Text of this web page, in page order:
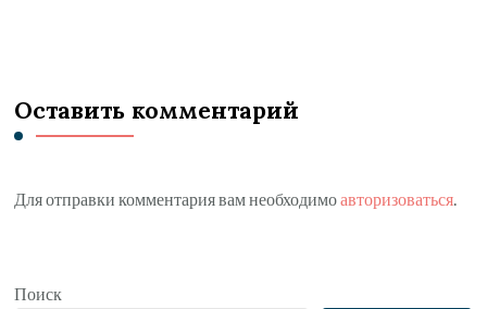
Оставить комментарий
Для отправки комментария вам необходимоавторизоваться.
Поиск